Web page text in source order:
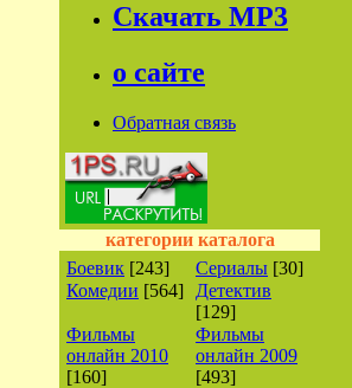
Скачать МР3
о сайте
Обратная связь
категории каталога
Боевик [243] Сериалы [30]
Комедии [564]
Детектив
[129]
Фильмы
онлайн 2010
[160]
Фильмы
онлайн 2009
[493]